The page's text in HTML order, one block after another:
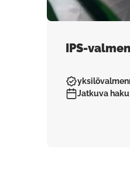
IPS-
Jatkuva haku